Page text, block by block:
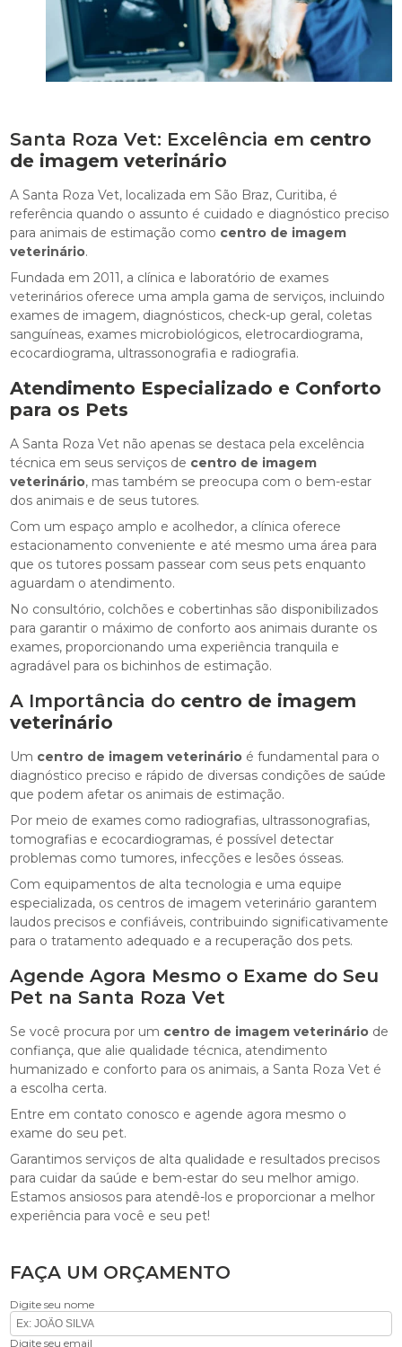
Santa Roza Vet: Excelência em centro
de imagem veterinário
A Santa Roza Vet, localizada em São Braz, Curitiba, é
referência quando o assunto é cuidado e diagnóstico preciso
para animais de estimação como centro de imagem
veterinário.
Fundada em 2011, a clínica e laboratório de exames
veterinários oferece uma ampla gama de serviços, incluindo
exames de imagem, diagnósticos, check-up geral, coletas
sanguíneas, exames microbiológicos, eletrocardiograma,
ecocardiograma, ultrassonografia e radiografia.
Atendimento Especializado e Conforto
para os Pets
A Santa Roza Vet não apenas se destaca pela excelência
técnica em seus serviços de centro de imagem
veterinário, mas também se preocupa com o bem-estar
dos animais e de seus tutores.
Com um espaço amplo e acolhedor, a clínica oferece
estacionamento conveniente e até mesmo uma área para
que os tutores possam passear com seus pets enquanto
aguardam o atendimento.
No consultório, colchões e cobertinhas são disponibilizados
para garantir o máximo de conforto aos animais durante os
exames, proporcionando uma experiência tranquila e
agradável para os bichinhos de estimação.
A Importância do centro de imagem
veterinário
Um centro de imagem veterinário é fundamental para o
diagnóstico preciso e rápido de diversas condições de saúde
que podem afetar os animais de estimação.
Por meio de exames como radiografias, ultrassonografias,
tomografias e ecocardiogramas, é possível detectar
problemas como tumores, infecções e lesões ósseas.
Com equipamentos de alta tecnologia e uma equipe
especializada, os centros de imagem veterinário garantem
laudos precisos e confiáveis, contribuindo significativamente
para o tratamento adequado e a recuperação dos pets.
Agende Agora Mesmo o Exame do Seu
Pet na Santa Roza Vet
Se você procura por um centro de imagem veterinário de
confiança, que alie qualidade técnica, atendimento
humanizado e conforto para os animais, a Santa Roza Vet é
a escolha certa.
Entre em contato conosco e agende agora mesmo o
exame do seu pet.
Garantimos serviços de alta qualidade e resultados precisos
para cuidar da saúde e bem-estar do seu melhor amigo.
Estamos ansiosos para atendê-los e proporcionar a melhor
experiência para você e seu pet!
FAÇA UM ORÇAMENTO
Digite seu nome
Digite seu email